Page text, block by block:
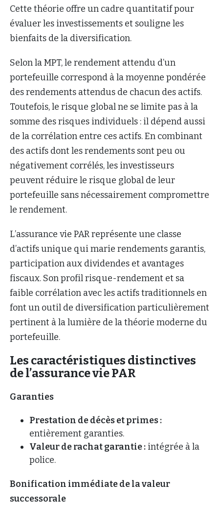
Cette théorie offre un cadre quantitatif pour
évaluer les investissements et souligne les
bienfaits de la diversification.
Selon la MPT, le rendement attendu d’un
portefeuille correspond à la moyenne pondérée
des rendements attendus de chacun des actifs.
Toutefois, le risque global ne se limite pas à la
somme des risques individuels : il dépend aussi
de la corrélation entre ces actifs. En combinant
des actifs dont les rendements sont peu ou
négativement corrélés, les investisseurs
peuvent réduire le risque global de leur
portefeuille sans nécessairement compromettre
le rendement.
L’assurance vie PAR représente une classe
d’actifs unique qui marie rendements garantis,
participation aux dividendes et avantages
fiscaux. Son profil risque-rendement et sa
faible corrélation avec les actifs traditionnels en
font un outil de diversification particulièrement
pertinent à la lumière de la théorie moderne du
portefeuille.
Les caractéristiques distinctives
de l’assurance vie PAR
Garanties
Prestation de décès et primes :
entièrement garanties.
Valeur de rachat garantie : intégrée à la
police.
Bonification immédiate de la valeur
successorale